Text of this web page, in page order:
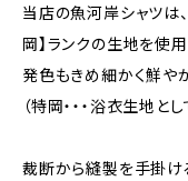
当店の魚河岸シャツは
岡】ランクの生地を使
発色もきめ細かく鮮や
（特岡・・・浴衣生地
裁断から縫製を手掛け